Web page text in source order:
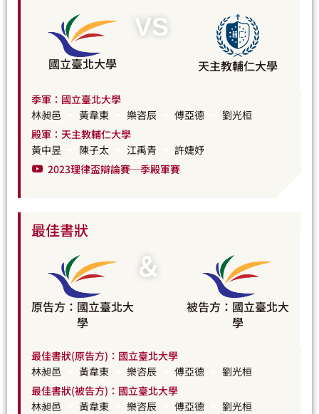
國立臺北大學
VS
天主教輔仁大學
季軍：國立臺北大學
林昶邑
黃韋東 樂咨辰 傅亞德
劉光桓
殿軍：天主教輔仁大學
黃中昱
陳子太 江禹青
許婕妤
2023理律盃辯論賽─季殿軍賽
原告方：國立臺北大
學
＆
被告方：國立臺北大
學
最佳書狀(原告方)：國立臺北大學
林昶邑
黃韋東 樂咨辰 傅亞德
劉光桓
最佳書狀(被告方)：國立臺北大學
林昶邑
黃韋東 樂咨辰 傅亞德
劉光桓
最佳書狀